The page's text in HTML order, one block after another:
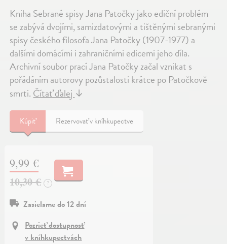
Kniha Sebrané spisy Jana Patočky jako ediční problém
se zabývá dvojími, samizdatovými a tištěnými sebranými
spisy českého filosofa Jana Patočky (1907-1977) a
dalšími domácími i zahraničními edicemi jeho díla.
Archivní soubor prací Jana Patočky začal vznikat s
pořádáním autorovy pozůstalosti krátce po Patočkově
smrti. Čítať ďalej ↓
Kúpiť Rezervovať v kníhkupectve
9,99 €
10,30 € ?
Zasielame do 12 dní
Pozrieť dostupnosť
v kníhkupectvách